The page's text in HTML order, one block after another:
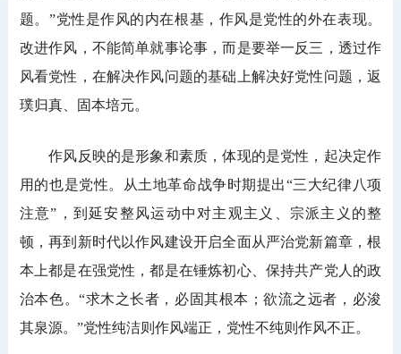
题。”党性是作风的内在根基，作风是党性的外在表现。
改进作风，不能简单就事论事，而是要举一反三，透过作
风看党性，在解决作风问题的基础上解决好党性问题，返
璞归真、固本培元。
作风反映的是形象和素质，体现的是党性，起决定作
用的也是党性。从土地革命战争时期提出“三大纪律八项
注意”，到延安整风运动中对主观主义、宗派主义的整
顿，再到新时代以作风建设开启全面从严治党新篇章，根
本上都是在强党性，都是在锤炼初心、保持共产党人的政
治本色。“求木之长者，必固其根本；欲流之远者，必浚
其泉源。”党性纯洁则作风端正，党性不纯则作风不正。